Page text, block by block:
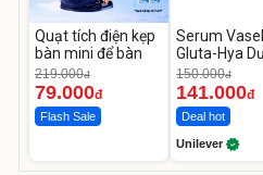
Quạt tích điện kẹp
bàn mini để bàn
219.000đ
79.000đ
Flash Sale
Serum
Gluta-Hya
Da Sáng Mịn
Ngày
150.000đ
141.000đ
Deal hot
Unilever